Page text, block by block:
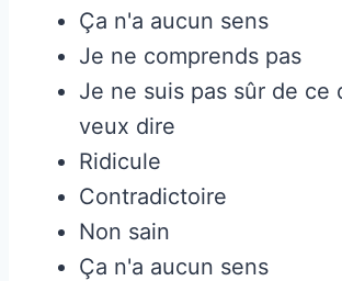
Ça n'a aucun sens
Je ne comprends pas
Je ne suis pas sûr de ce
veux dire
Ridicule
Contradictoire
Non sain
Ça n'a aucun sens